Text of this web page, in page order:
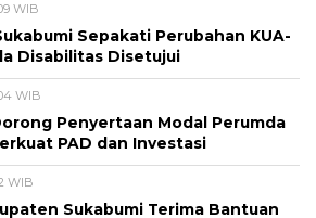
WIB
Sepakati Perubahan KUA-
Disabilitas Disetujui
WIB
Penyertaan Modal Perumda
PAD dan Investasi
WIB
Sukabumi Terima Bantuan